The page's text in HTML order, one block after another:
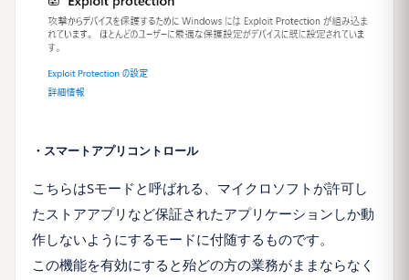
・スマートアプリコントロール
こちらはSモードと呼ばれる、マイクロソフトが許可し
たストアアプリなど保証されたアプリケーションしか動
作しないようにするモードに付随するものです。
この機能を有効にすると殆どの方の業務がままならなく